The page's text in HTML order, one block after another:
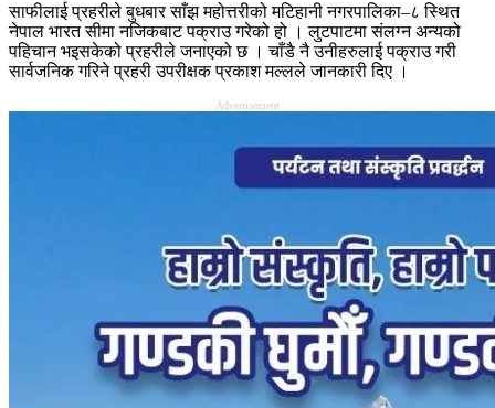
साफीलाई प्रहरीले बुधबार साँझ महोत्तरीको मटिहानी नगरपालिका–८ स्थित
नेपाल भारत सीमा नजिकबाट पक्राउ गरेको हो । लुटपाटमा संलग्न अन्यको
पहिचान भइसकेको प्रहरीले जनाएको छ । चाँडै नै उनीहरुलाई पक्राउ गरी
सार्वजनिक गरिने प्रहरी उपरीक्षक प्रकाश मल्लले जानकारी दिए ।
Advertisement